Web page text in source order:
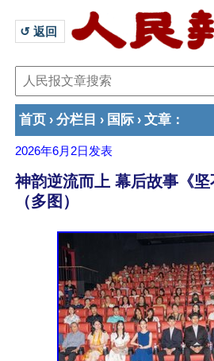
↺ 返回
首页 › 分栏目 › 国际 › 文章 ：
2026年6月2日 发表
神韵逆流而上 幕后故事《
（多图）